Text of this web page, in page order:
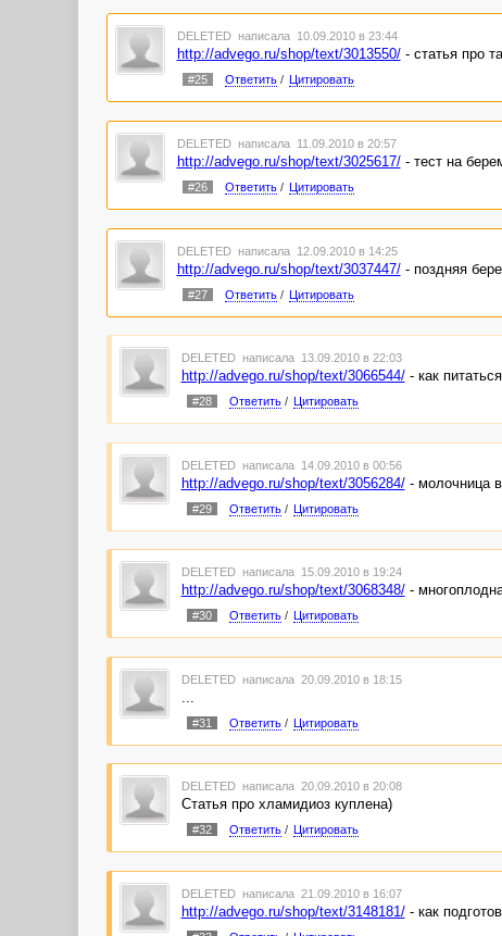
DELETED написала 10.09.2010 в 23:44
http://advego.ru/shop/text/3013550/- статья про
#25 Ответить/ Цитировать
DELETED написала 11.09.2010 в 20:57
http://advego.ru/shop/text/3025617/- тест на
#26 Ответить/ Цитировать
DELETED написала 12.09.2010 в 14:25
http://advego.ru/shop/text/3037447/- поздняя
#27 Ответить/ Цитировать
DELETED написала 13.09.2010 в 22:03
http://advego.ru/shop/text/3066544/- как
#28 Ответить/ Цитировать
DELETED написала 14.09.2010 в 00:56
http://advego.ru/shop/text/3056284/- молочница
#29 Ответить/ Цитировать
DELETED написала 15.09.2010 в 19:24
http://advego.ru/shop/text/3068348/-
#30 Ответить/ Цитировать
DELETED написала 20.09.2010 в 18:15
#31 Ответить/ Цитировать
DELETED написала 20.09.2010 в 20:08
Статья про хламидиоз куплена)
#32 Ответить/ Цитировать
DELETED написала 21.09.2010 в 16:07
http://advego.ru/shop/text/3148181/- как